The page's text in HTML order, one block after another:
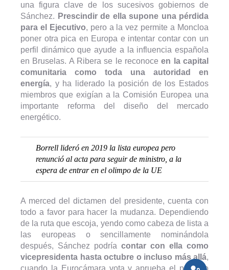
una figura clave de los sucesivos gobiernos de
Sánchez. Prescindir de ella supone una pérdida
para el Ejecutivo, pero a la vez permite a Moncloa
poner otra pica en Europa e intentar contar con un
perfil dinámico que ayude a la influencia española
en Bruselas. A Ribera se le reconoceen la capital
comunitaria como toda una autoridad en
energía, y ha liderado la posición de los Estados
miembros que exigían a la Comisión Europea una
importante reforma del diseño del mercado
energético.
Borrell lideró en 2019 la lista europea pero
renunció al acta para seguir de ministro, a la
espera de entrar en el olimpo de la UE
A merced del dictamen del presidente, cuenta con
todo a favor para hacer la mudanza. Dependiendo
de la ruta que escoja, yendo como cabeza de lista a
las europeas o sencillamente nominándola
después, Sánchez podría contar con ella como
vicepresidenta hasta octubre o incluso más allá,